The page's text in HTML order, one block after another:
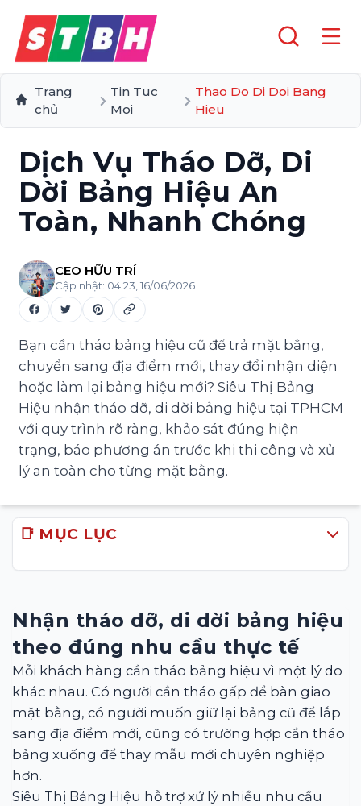
Trang
chủ
Tin Tuc
Moi
Thao Do Di Doi Bang
Hieu
Dịch Vụ Tháo Dỡ, Di
Dời Bảng Hiệu An
Toàn, Nhanh Chóng
CEO HỮU TRÍ
Cập nhật: 04:23, 16/06/2026
Bạn cần tháo bảng hiệu cũ để trả mặt bằng,
chuyển sang địa điểm mới, thay đổi nhận diện
hoặc làm lại bảng hiệu mới? Siêu Thị Bảng
Hiệu nhận tháo dỡ, di dời bảng hiệu tại TPHCM
với quy trình rõ ràng, khảo sát đúng hiện
trạng, báo phương án trước khi thi công và xử
lý an toàn cho từng mặt bằng.
📑 MỤC LỤC
Nhận tháo dỡ, di dời bảng hiệu
theo đúng nhu cầu thực tế
Mỗi khách hàng cần tháo bảng hiệu vì một lý do
khác nhau. Có người cần tháo gấp để bàn giao
mặt bằng, có người muốn giữ lại bảng cũ để lắp
sang địa điểm mới, cũng có trường hợp cần tháo
bảng xuống để thay mẫu mới chuyên nghiệp
hơn.
Siêu Thị Bảng Hiệu hỗ trợ xử lý nhiều nhu cầu